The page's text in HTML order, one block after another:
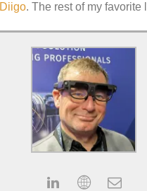
Diigo. The rest of my favorite